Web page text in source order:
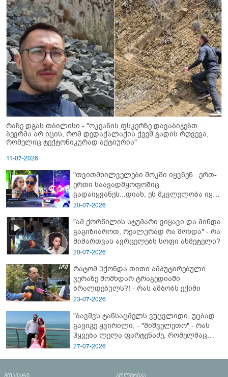
რაზე დგას თბილისი - "ოკეანის ფსკერზე დავაბიჯებთ...
ბევრმა არ იცის, რომ დედაქალაქის ქვეშ გადის რღვევა,
რომელიც ტექტონიკურად აქტიურია"
11-07-2026
"თვითმხილველები შოკში იყვნენ...ერთ-
ერთი საავადმყოფოშიც
გადაიყვანეს...დიახ, ეს მკვლელობა იყო"
- გორში დატრიალებული ტრაგედიის
20-07-2026
"ამ ქორწილის სტუმარი ვიყავი და მინდა
გაგიზიაროთ, რეალურად რა მოხდა" - რა
მიმართვას ავრცელებს სოფი ახმეტელი?
20-07-2026
რატომ ჰქონდა თითი ამპუტირებული
ვერაზე მომხდარ ტრაგედიაში
ბრალდებულს?! - რას ამბობს ექიმი
23-07-2026
"ბავშვს ტანსაცმელს ვუცვლიდი, უცბად
გავიგე ყვირილი, - "მიშველეთო" - რას
ჰყვება ლელა ფარტენაძე, რომელმაც
ბათუმში 16 წლის ბიჭი ზღვაში
27-07-2026